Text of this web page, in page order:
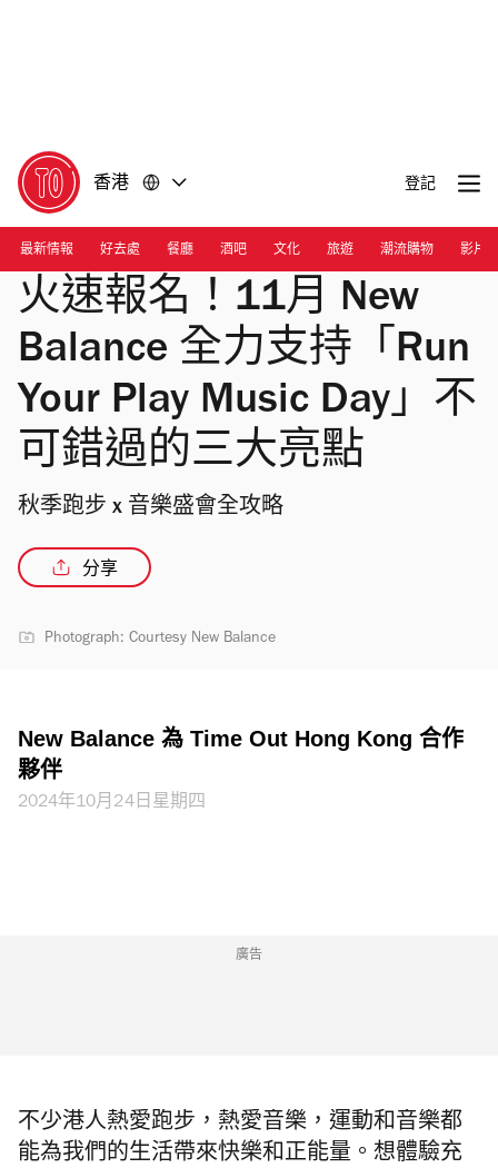
香港 登記
最新情報 好去處 餐廳 酒吧 文化 旅遊 潮流購物 影片
火速報名！11月 New
Balance 全力支持「Run
Your Play Music Day」不
可錯過的三大亮點
秋季跑步 x 音樂盛會全攻略
分享
Photograph: Courtesy New Balance
New Balance 為 Time Out Hong Kong 合作
夥伴
2024年10月24日星期四
廣告
不少港人熱愛跑步，熱愛音樂，運動和音樂都
能為我們的生活帶來快樂和正能量。想體驗充